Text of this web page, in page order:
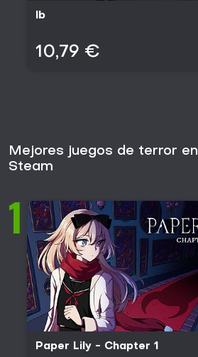
Ib
10,79 €
Mejores juegos de terror en
Steam
1
Paper Lily - Chapter 1